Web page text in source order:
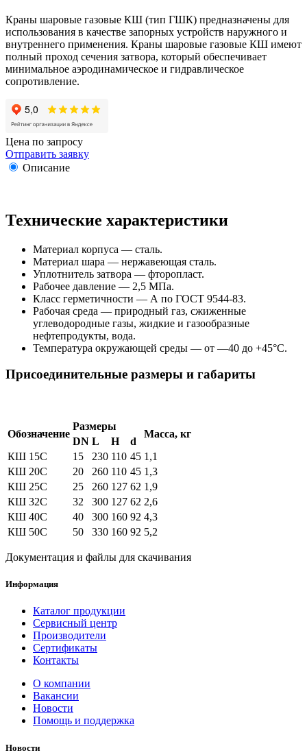
Краны шаровые газовые КШ (тип ГШК) предназначены для
использования в качестве запорных устройств наружного и
внутреннего применения. Краны шаровые газовые КШ имеют
полный проход сечения затвора, который обеспечивает
минимальное аэродинамическое и гидравлическое
сопротивление.
Цена по запросу
Отправить заявку
Описание
Технические характеристики
Материал корпуса — сталь.
Материал шара — нержавеющая сталь.
Уплотнитель затвора — фторопласт.
Рабочее давление — 2,5 МПа.
Класс герметичности — А по ГОСТ 9544-83.
Рабочая среда — природный газ, сжиженные
углеводородные газы, жидкие и газообразные
нефтепродукты, вода.
Температура окружающей среды — от —40 до +45°С.
Присоединительные размеры и габариты
Обозначение
Размеры
Масса, кг
DN L H
d
КШ 15С
15 230 110 45 1,1
КШ 20С
20 260 110 45 1,3
КШ 25С
25 260 127 62 1,9
КШ 32С
32 300 127 62 2,6
КШ 40С
40 300 160 92 4,3
КШ 50С
50 330 160 92 5,2
Документация и файлы для скачивания
Информация
Каталог продукции
Сервисный центр
Производители
Сертификаты
Контакты
О компании
Вакансии
Новости
Помощь и поддержка
Новости